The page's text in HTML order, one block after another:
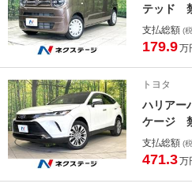
テッド
ビ 全周
装置 両
ヘッド
イト
支払総額 (
179.9万
トヨタ
ハリアー
ケージ
フ 純正
ラ ＪＢ
支払総額 (
471.3万